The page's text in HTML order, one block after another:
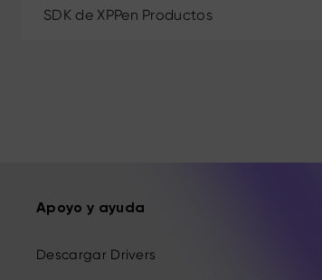
SDK de XPPen Productos
Apoyo y ayuda
Descargar Drivers